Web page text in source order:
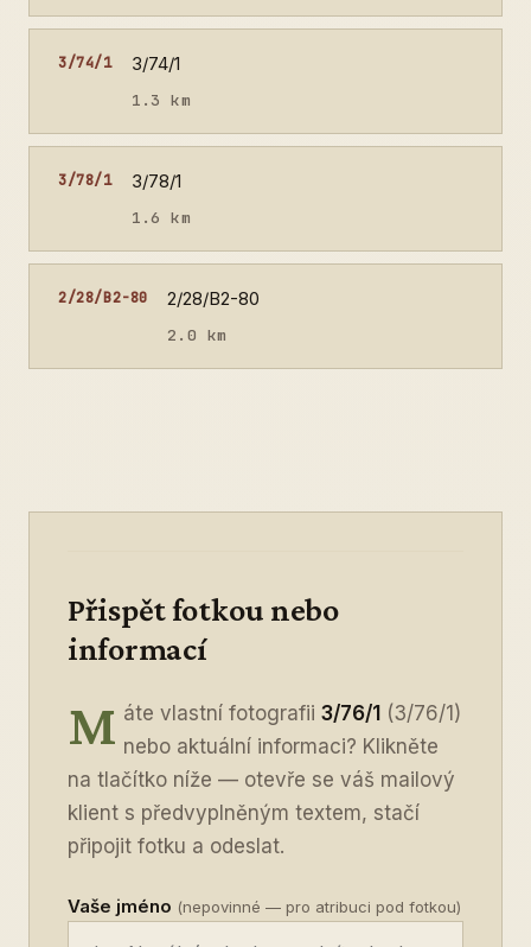
3/74/1 3/74/1
1.3 km
3/78/1 3/78/1
1.6 km
2/28/B2-80 2/28/B2-80
2.0 km
Přispět fotkou nebo
informací
M áte vlastní fotografii 3/76/1(3/76/1)
nebo aktuální informaci? Klikněte
na tlačítko níže — otevře se váš mailový
klient s předvyplněným textem, stačí
připojit fotku a odeslat.
Vaše jméno (nepovinné — pro atribuci pod fotkou)